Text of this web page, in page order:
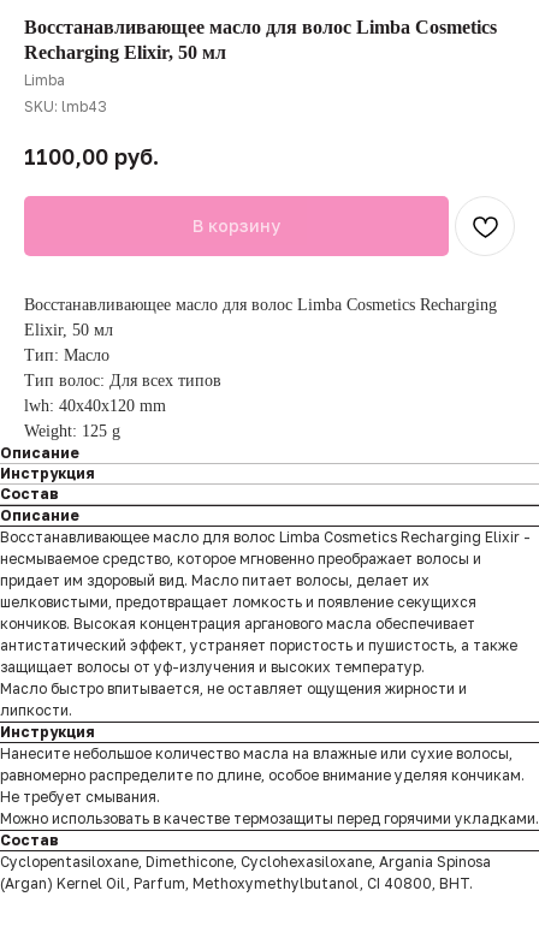
Восстанавливающее масло для волос Limba Cosmetics
Recharging Elixir, 50 мл
Limba
SKU: lmb43
1100,00 руб.
В корзину
Восстанавливающее масло для волос Limba Cosmetics Recharging
Elixir, 50 мл
Тип: Масло
Тип волос: Для всех типов
lwh: 40x40x120 mm
Weight: 125 g
Описание
Инструкция
Состав
Описание
Восстанавливающее масло для волос Limba Cosmetics Recharging Elixir -
несмываемое средство, которое мгновенно преображает волосы и
придает им здоровый вид. Масло питает волосы, делает их
шелковистыми, предотвращает ломкость и появление секущихся
кончиков. Высокая концентрация арганового масла обеспечивает
антистатический эффект, устраняет пористость и пушистость, а также
защищает волосы от уф-излучения и высоких температур.
Масло быстро впитывается, не оставляет ощущения жирности и
липкости.
Инструкция
Нанесите небольшое количество масла на влажные или сухие волосы,
равномерно распределите по длине, особое внимание уделяя кончикам.
Не требует смывания.
Можно использовать в качестве термозащиты перед горячими укладками.
Состав
Cyclopentasiloxane, Dimethicone, Cyclohexasiloxane, Argania Spinosa
(Argan) Kernel Oil, Parfum, Methoxymethylbutanol, CI 40800, BHT.